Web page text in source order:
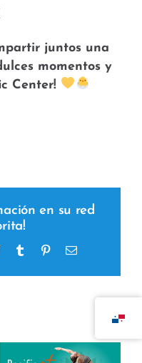
juntos una
momentos y
Center!
en su red
TelegramTumblr PinterestCorreo